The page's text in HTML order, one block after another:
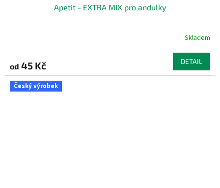
Apetit - EXTRA MIX pro andulky
Skladem
od 45 Kč DETAIL
Český výrobek